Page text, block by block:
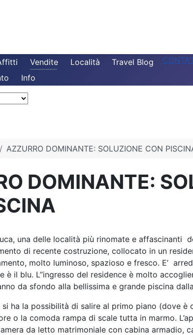
Vendite Località
Travel Blog
Info
AZZURRO DOMINANTE: SOLUZIONE CON
DOMINANTE:
una delle località più rinomate e affascinanti
di recente costruzione, collocato in un
molto luminoso, spazioso e fresco. E’
è il blu. L’’ingresso del residence è molto
da sfondo alla bellissima e grande piscina
ha la possibilità di salire al primo piano (dove è
o la comoda rampa di scale tutta in marmo.
da letto matrimoniale con cabina armadio,